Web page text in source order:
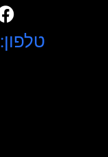
טלפון:077-5540051